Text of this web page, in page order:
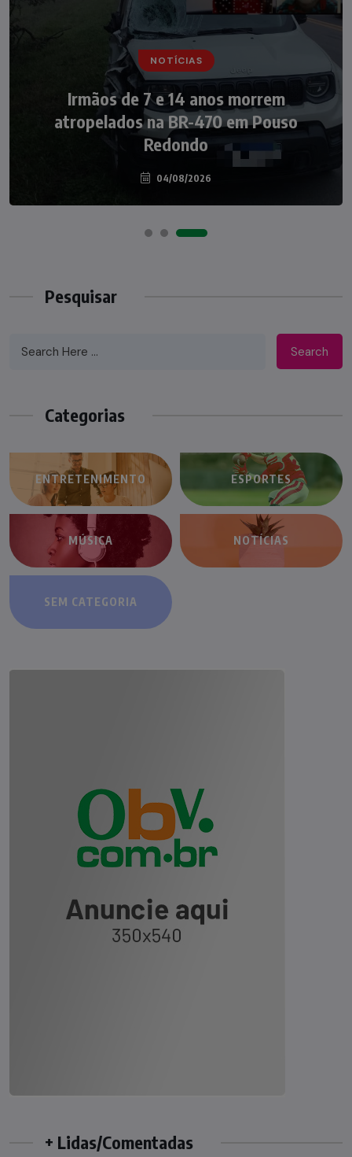
NOTÍCIAS
Irmãos de 7 e 14 anos morrem
atropelados na BR-470 em Pouso
Redondo
04/08/2026
NOTÍCIAS
Nádia Menegazzi leva o nome de Taió ao
palco do Programa Silvio Santos
07/08/2026
Pesquisar
Search
Categorias
ENTRETENIMENTO ESPORTES
MÚSICA NOTÍCIAS
SEM CATEGORIA
+ Lidas/Comentadas